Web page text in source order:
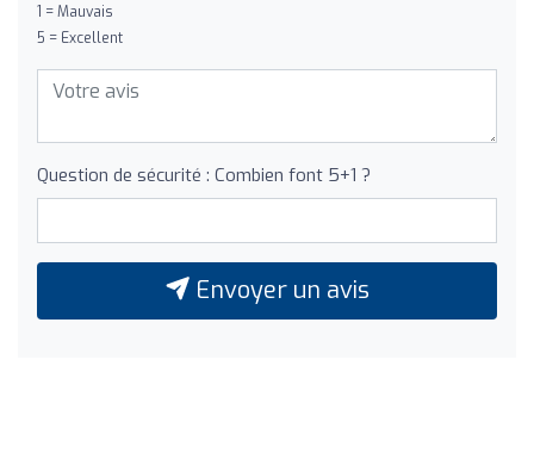
1 = Mauvais
5 = Excellent
Question de sécurité : Combien font 5+1 ?
Envoyer un avis